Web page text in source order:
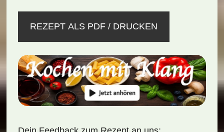
REZEPT ALS PDF / DRUCKEN